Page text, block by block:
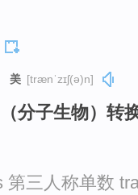
美 [trænˈzɪʃ(ə)n]
分子生物）转
第三人称单数